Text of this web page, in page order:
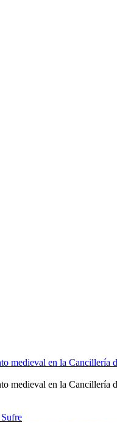
medieval en la Cancillería
medieval en la Cancillería